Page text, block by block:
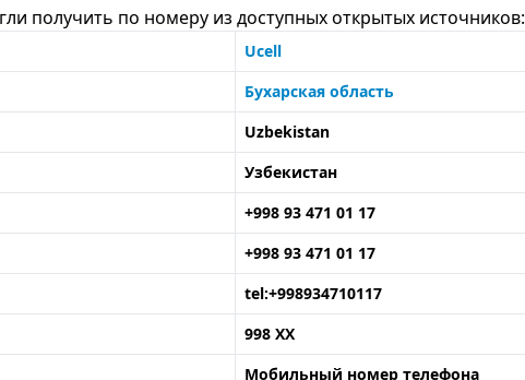
получить по номеру из доступных открытых источников:
Ucell
Бухарская область
Uzbekistan
Узбекистан
+998 93 471 01 17
+998 93 471 01 17
tel:+998934710117
998 XX
Мобильный номер телефона